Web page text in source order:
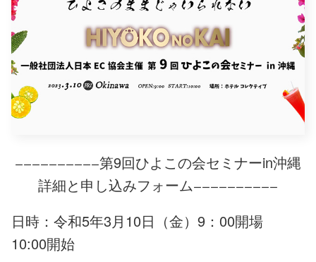
ーーーーーーーーーー第9回ひよこの会セミナーin沖縄
詳細と申し込みフォームーーーーーーーーーー
日時：令和5年3月10日（金）9：00開場
10:00開始